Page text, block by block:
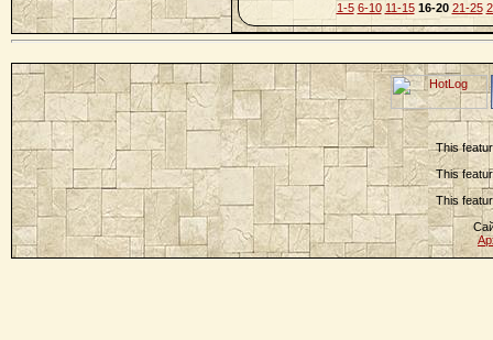
1-5 6-10 11-15 16-20 21-25
This
This
This